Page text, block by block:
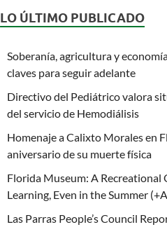
LO ÚLTIMO PUBLICADO
Soberanía, agricultura y
claves para seguir adelante
Directivo del Pediátrico valora
del servicio de Hemodiálisis
Homenaje a Calixto Morales en
aniversario de su muerte física
Florida Museum: A Recreational
Learning, Even in the Summer
Las Parras People’s Council